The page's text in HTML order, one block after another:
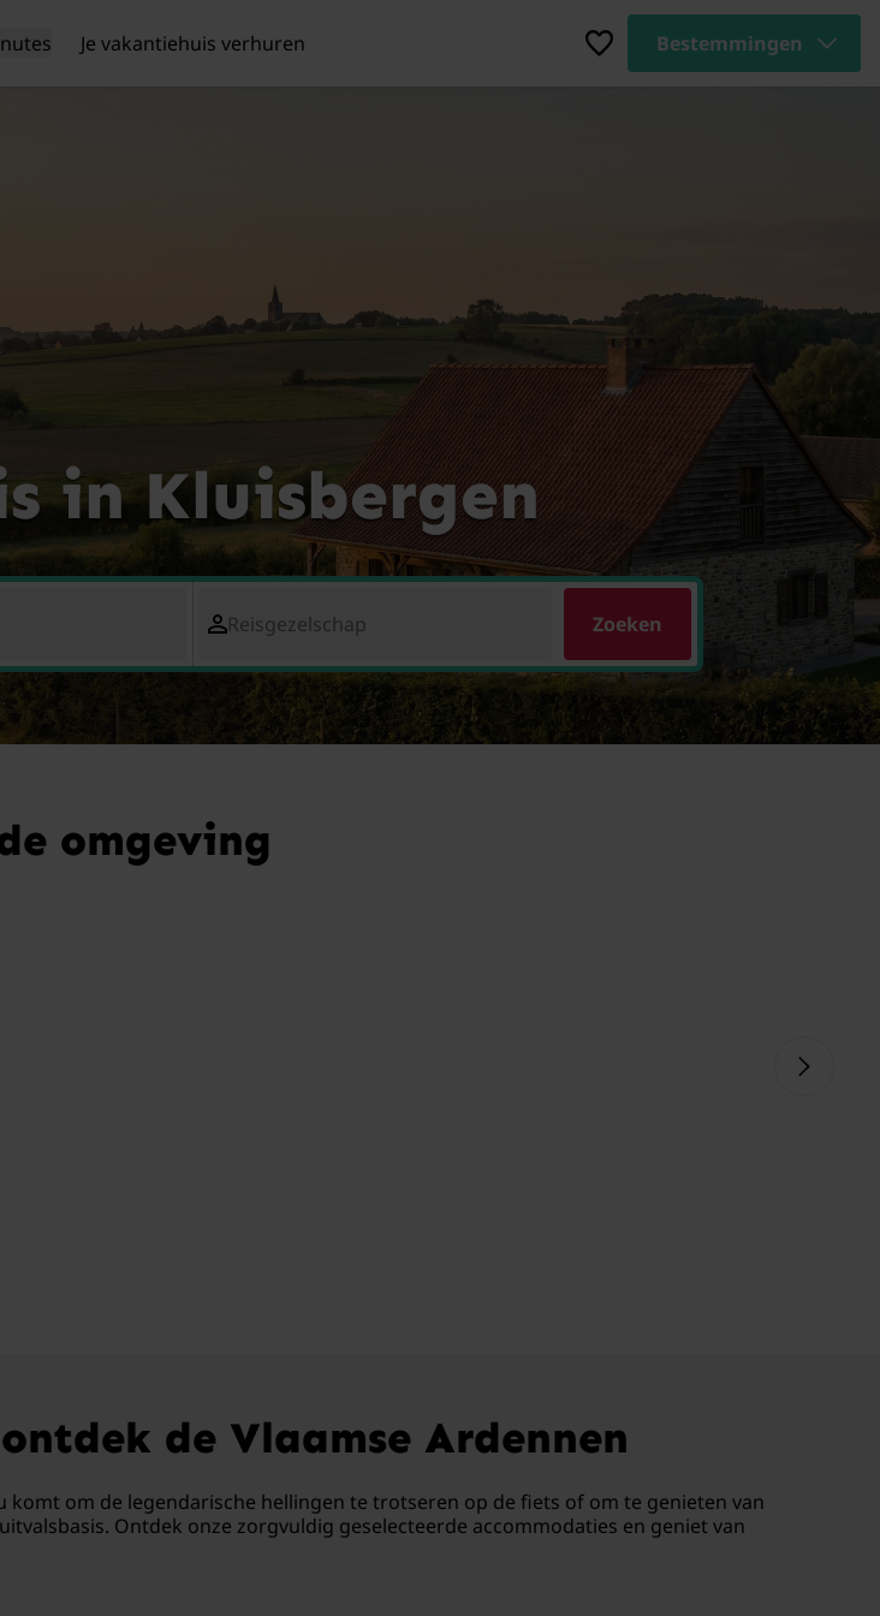
Je vakantiehuis verhuren Bestemmingen
in Kluisbergen
Reisgezelschap Zoeken
omgeving
de Vlaamse Ardennen
om de legendarische hellingen te trotseren op de fiets of om te genieten van
Ontdek onze zorgvuldig geselecteerde accommodaties en geniet van